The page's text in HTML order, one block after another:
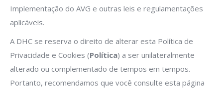
Implementação do AVG e outras leis e regulamentações
aplicáveis.
A DHC se reserva o direito de alterar esta Política de
Privacidade e Cookies (Política) a ser unilateralmente
alterado ou complementado de tempos em tempos.
Portanto, recomendamos que você consulte esta página